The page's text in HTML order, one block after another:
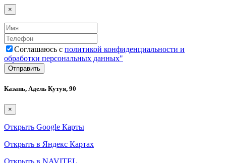
×
Соглашаюсь с политикой конфиденциальности и
обработки персональных данных"
Казань, Адель Кутуя, 90
×
Открыть Google Карты
Открыть в Яндекс Картах